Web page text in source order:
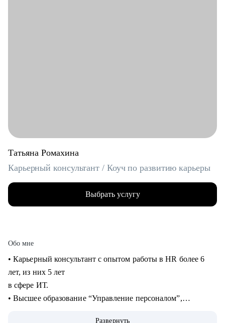
Татьяна Ромахина
Карьерный консультант / Коуч по развитию карьеры
Выбрать услугу
Обо мне
• Карьерный консультант с опытом работы в HR более 6
лет, из них 5 лет
в сфере ИТ.
• Высшее образование “Управление персоналом”,
Развернуть